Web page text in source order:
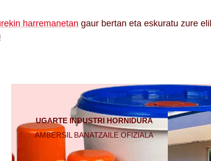
harremanetan gaur bertan eta eskuratu zure
UGARTE INDUSTRI HORNIDURA
AMBERSIL BANATZAILE OFIZIALA